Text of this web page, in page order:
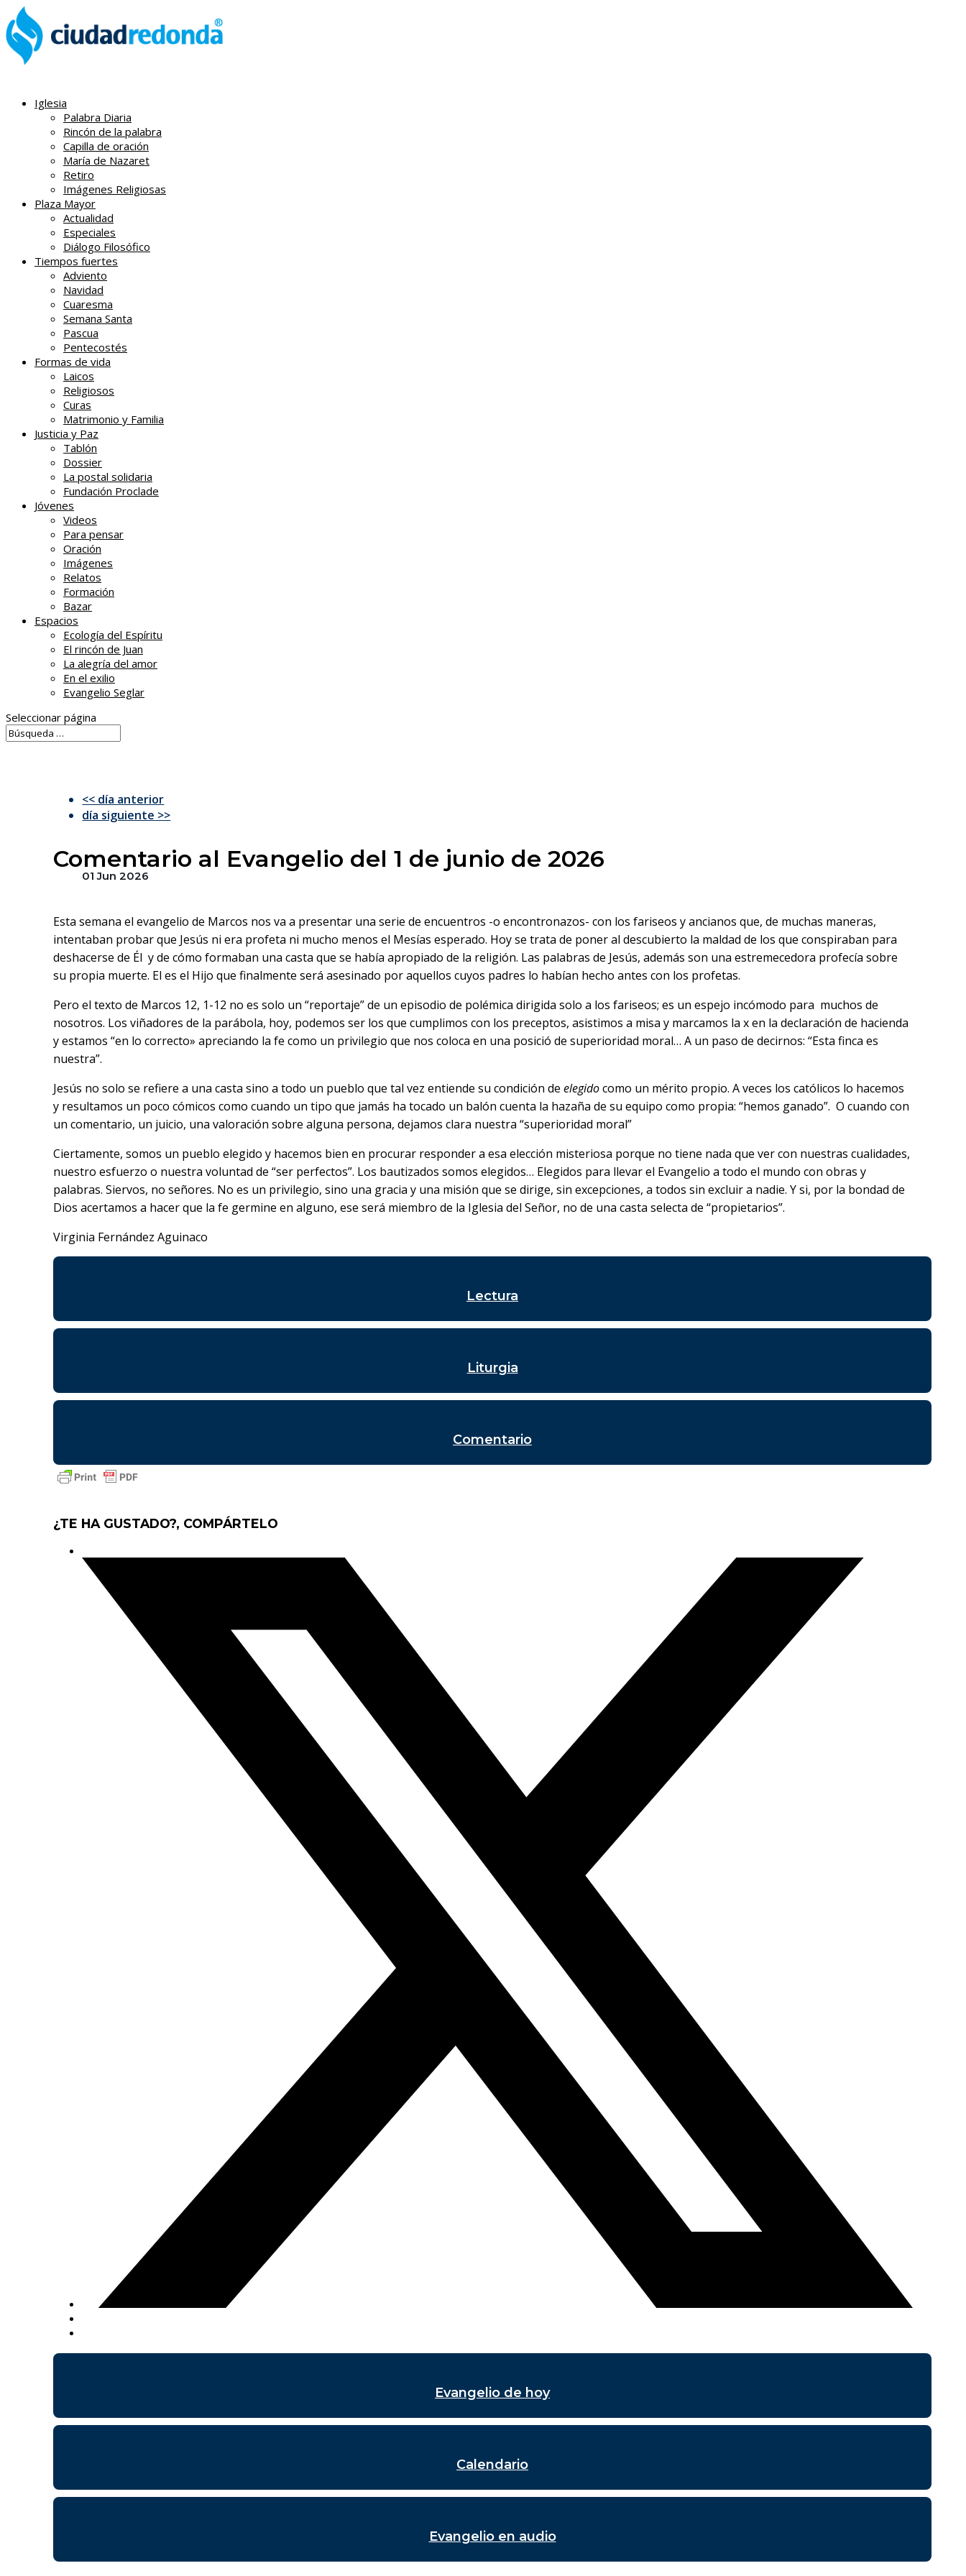
Iglesia
Palabra Diaria
Rincón de la palabra
Capilla de oración
María de Nazaret
Retiro
Imágenes Religiosas
Plaza Mayor
Actualidad
Especiales
Diálogo Filosófico
Tiempos fuertes
Adviento
Navidad
Cuaresma
Semana Santa
Pascua
Pentecostés
Formas de vida
Laicos
Religiosos
Curas
Matrimonio y Familia
Justicia y Paz
Tablón
Dossier
La postal solidaria
Fundación Proclade
Jóvenes
Videos
Para pensar
Oración
Imágenes
Relatos
Formación
Bazar
Espacios
Ecología del Espíritu
El rincón de Juan
La alegría del amor
En el exilio
Evangelio Seglar
Seleccionar página
<< día anterior
día siguiente >>
Comentario al Evangelio del 1 de junio de 2026
01 Jun 2026
Esta semana el evangelio de Marcos nos va a presentar una serie de encuentros -o encontronazos- con los fariseos y ancianos que, de muchas maneras,
intentaban probar que Jesús ni era profeta ni mucho menos el Mesías esperado. Hoy se trata de poner al descubierto la maldad de los que conspiraban para
deshacerse de Él y de cómo formaban una casta que se había apropiado de la religión. Las palabras de Jesús, además son una estremecedora profecía sobre
su propia muerte. El es el Hijo que finalmente será asesinado por aquellos cuyos padres lo habían hecho antes con los profetas.
Pero el texto de Marcos 12, 1-12 no es solo un “reportaje” de un episodio de polémica dirigida solo a los fariseos; es un espejo incómodo para muchos de
nosotros. Los viñadores de la parábola, hoy, podemos ser los que cumplimos con los preceptos, asistimos a misa y marcamos la x en la declaración de hacienda
y estamos “en lo correcto» apreciando la fe como un privilegio que nos coloca en una posició de superioridad moral… A un paso de decirnos: “Esta finca es
nuestra”.
Jesús no solo se refiere a una casta sino a todo un pueblo que tal vez entiende su condición deelegidocomo un mérito propio. A veces los católicos lo hacemos
y resultamos un poco cómicos como cuando un tipo que jamás ha tocado un balón cuenta la hazaña de su equipo como propia: “hemos ganado”. O cuando con
un comentario, un juicio, una valoración sobre alguna persona, dejamos clara nuestra “superioridad moral”
Ciertamente, somos un pueblo elegido y hacemos bien en procurar responder a esa elección misteriosa porque no tiene nada que ver con nuestras cualidades,
nuestro esfuerzo o nuestra voluntad de “ser perfectos”. Los bautizados somos elegidos… Elegidos para llevar el Evangelio a todo el mundo con obras y
palabras. Siervos, no señores. No es un privilegio, sino una gracia y una misión que se dirige, sin excepciones, a todos sin excluir a nadie. Y si, por la bondad de
Dios acertamos a hacer que la fe germine en alguno, ese será miembro de la Iglesia del Señor, no de una casta selecta de “propietarios”.
Virginia Fernández Aguinaco
Lectura
Liturgia
Comentario
¿TE HA GUSTADO?, COMPÁRTELO
Evangelio de hoy
Calendario
Evangelio en audio